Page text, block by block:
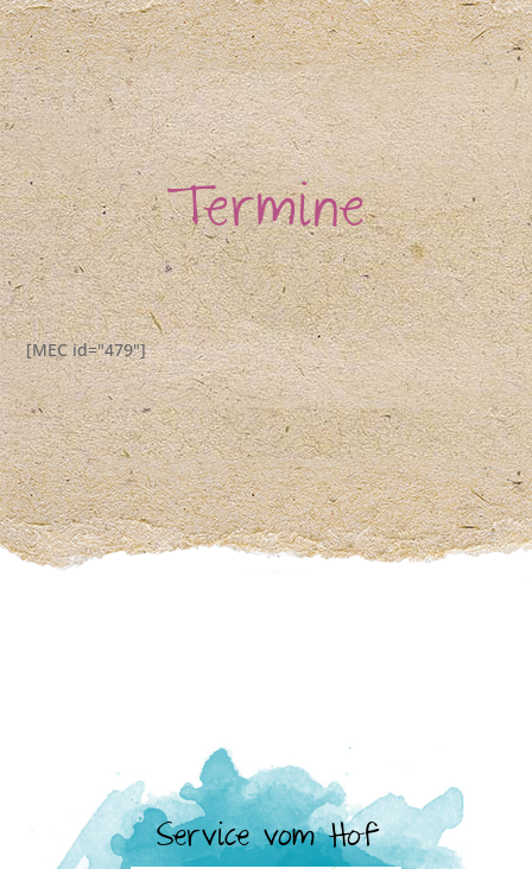
Termine
[MEC id="479"]
Service vom Hof